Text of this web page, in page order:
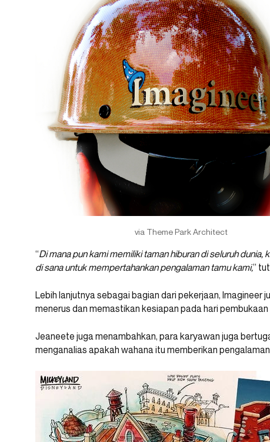
via Theme Park Architect
“Di mana pun kami memiliki taman hiburan di seluruh
di sana untuk mempertahankan pengalaman tamu kami,”
Lebih lanjutnya sebagai bagian dari pekerjaan,
menerus dan memastikan kesiapan pada hari
Jeaneete juga menambahkan, para karyawan juga
menganalias apakah wahana itu memberikan